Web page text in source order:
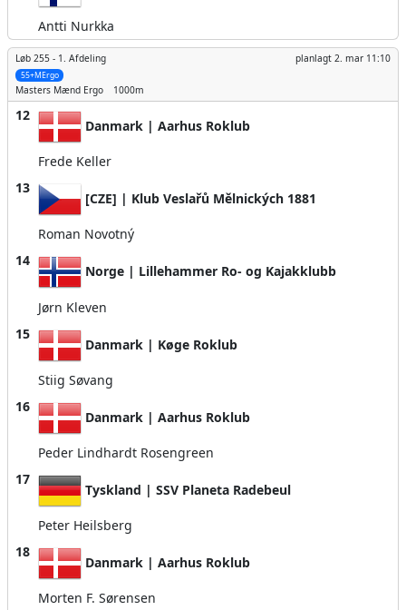
Antti Nurkka
Løb 255 - 1. Afdeling planlagt 2. mar 11:10
55+MErgo
Masters Mænd Ergo 1000m
12
Danmark | Aarhus Roklub
Frede Keller
13
[CZE] | Klub Veslařů Mělnických 1881
Roman Novotný
14
Norge | Lillehammer Ro- og Kajakklubb
Jørn Kleven
15
Danmark | Køge Roklub
Stiig Søvang
16
Danmark | Aarhus Roklub
Peder Lindhardt Rosengreen
17
Tyskland | SSV Planeta Radebeul
Peter Heilsberg
18
Danmark | Aarhus Roklub
Morten F. Sørensen